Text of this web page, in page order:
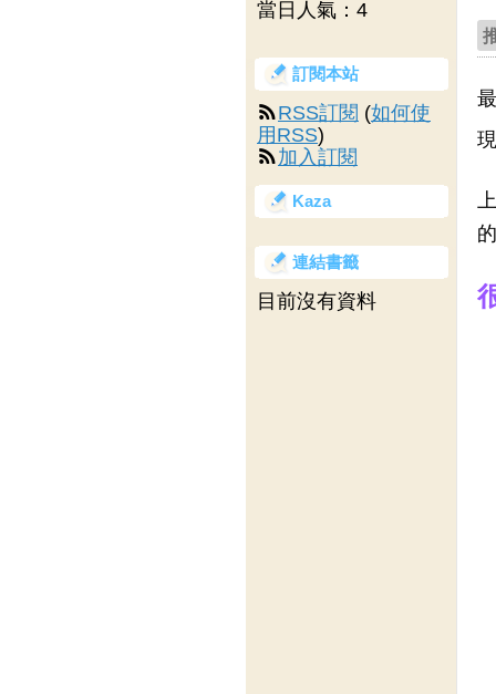
當日人氣： 4
訂閱本站
RSS訂閱 (如何使
用RSS)
加入訂閱
Kaza
連結書籤
目前沒有資料